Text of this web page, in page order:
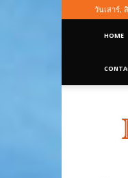
วันเสาร์,
HOME